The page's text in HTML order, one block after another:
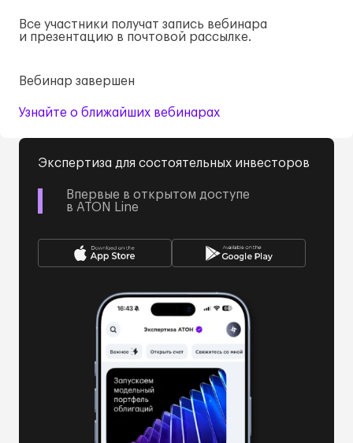
Все участники получат запись вебинара
и презентацию в почтовой рассылке.
Вебинар завершен
Узнайте о ближайших вебинарах
Экспертиза для состоятельных инвесторов
Впервые в открытом доступе
в ATON Line